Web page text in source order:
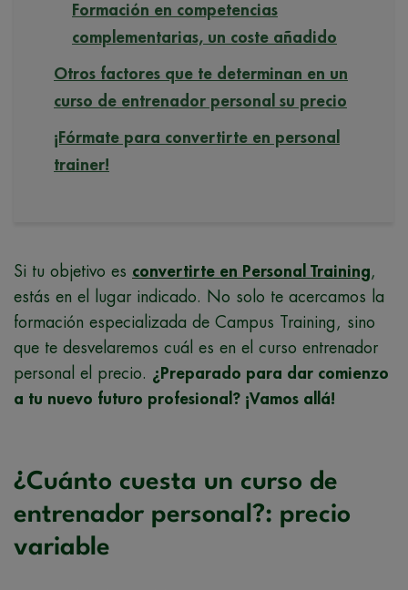
Formación en competencias
complementarias, un coste añadido
Otros factores que te determinan en un
curso de entrenador personal su precio
¡Fórmate para convertirte en personal
trainer!
Si tu objetivo es convertirte en Personal Training,
estás en el lugar indicado. No solo te acercamos la
formación especializada de Campus Training, sino
que te desvelaremos cuál es en el curso entrenador
personal el precio. ¿Preparado para dar comienzo
a tu nuevo futuro profesional? ¡Vamos allá!
¿Cuánto cuesta un curso de
entrenador personal?: precio
variable